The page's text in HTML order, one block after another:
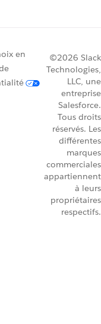
en
©2026 Slack
Technologies,
LLC, une
entreprise
Salesforce.
Tous droits
réservés. Les
différentes
marques
commerciales
appartiennent
à leurs
propriétaires
respectifs.